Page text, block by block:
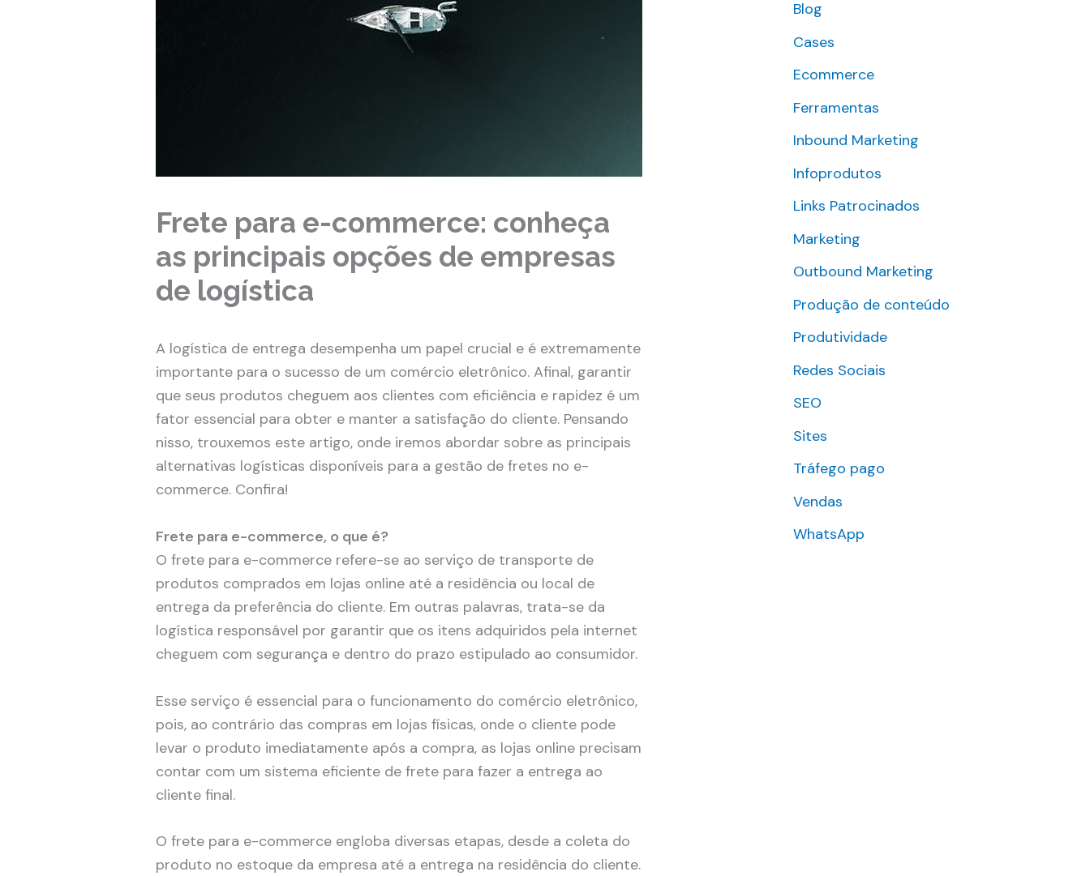
Frete para e-commerce: conheça
as principais opções de empresas
de logística
A logística de entrega desempenha um papel crucial e é extremamente
importante para o sucesso de um comércio eletrônico. Afinal, garantir
que seus produtos cheguem aos clientes com eficiência e rapidez é um
fator essencial para obter e manter a satisfação do cliente. Pensando
nisso, trouxemos este artigo, onde iremos abordar sobre as principais
alternativas logísticas disponíveis para a gestão de fretes no e-
commerce. Confira!
Frete para e-commerce, o que é?
O frete para e-commerce refere-se ao serviço de transporte de
produtos comprados em lojas online até a residência ou local de
entrega da preferência do cliente. Em outras palavras, trata-se da
logística responsável por garantir que os itens adquiridos pela internet
cheguem com segurança e dentro do prazo estipulado ao consumidor.
Esse serviço é essencial para o funcionamento do comércio eletrônico,
pois, ao contrário das compras em lojas físicas, onde o cliente pode
levar o produto imediatamente após a compra, as lojas online precisam
contar com um sistema eficiente de frete para fazer a entrega ao
cliente final.
O frete para e-commerce engloba diversas etapas, desde a coleta do
produto no estoque da empresa até a entrega na residência do cliente.
s
a
r
p
Blog
Cases
Ecommerce
Ferramentas
Inbound Marketing
Infoprodutos
Links Patrocinados
Marketing
Outbound Marketing
Produção de conteúdo
Produtividade
Redes Sociais
SEO
Sites
Tráfego pago
Vendas
WhatsApp